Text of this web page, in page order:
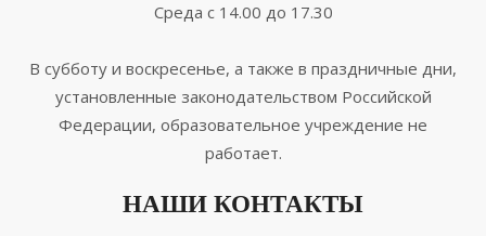
Среда с 14.00 до 17.30
В субботу и воскресенье, а также в праздничные дни,
установленные законодательством Российской
Федерации, образовательное учреждение не
работает.
НАШИ КОНТАКТЫ